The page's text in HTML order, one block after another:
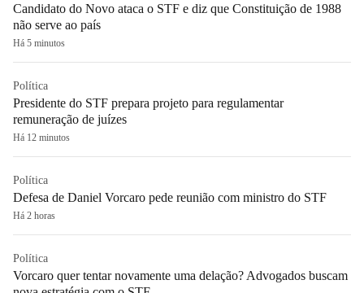
Candidato do Novo ataca o STF e diz que Constituição de 1988
não serve ao país
Há 5 minutos
Política
Presidente do STF prepara projeto para regulamentar
remuneração de juízes
Há 12 minutos
Política
Defesa de Daniel Vorcaro pede reunião com ministro do STF
Há 2 horas
Política
Vorcaro quer tentar novamente uma delação? Advogados buscam